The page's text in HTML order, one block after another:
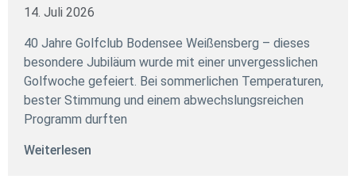
14. Juli 2026
40 Jahre Golfclub Bodensee Weißensberg – dieses
besondere Jubiläum wurde mit einer unvergesslichen
Golfwoche gefeiert. Bei sommerlichen Temperaturen,
bester Stimmung und einem abwechslungsreichen
Programm durften
Weiterlesen